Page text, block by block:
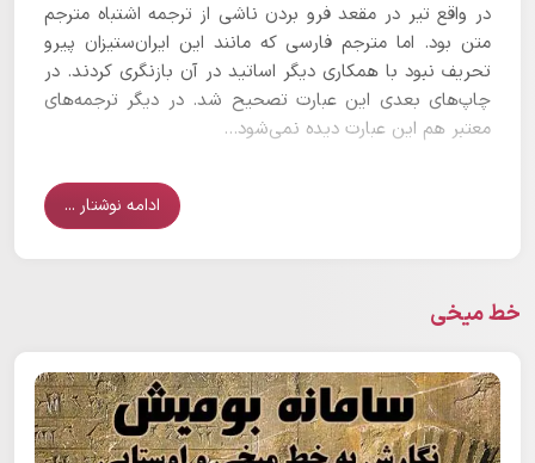
در واقع تیر در مقعد فرو بردن ناشی از ترجمه اشتباه مترجم
متن بود. اما مترجم فارسی که مانند این ایران‌ستیزان پیرو
تحریف نبود با همکاری دیگر اساتید در آن بازنگری کردند. در
چاپ‌های بعدی این عبارت تصحیح شد. در دیگر ترجمه‌های
معتبر هم این عبارت دیده نمی‌شود...
ادامه نوشتار ...
خط میخی